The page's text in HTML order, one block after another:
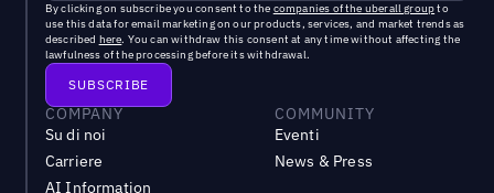
By clicking on subscribe you consent to the companies of the uberall groupto
use this data for email marketing on our products, services, and market trends as
described here. You can withdraw this consent at any time without affecting the
lawfulness of the processing before its withdrawal.
COMPANY
Su di noi
Carriere
AI Information
COMMUNITY
Eventi
News & Press